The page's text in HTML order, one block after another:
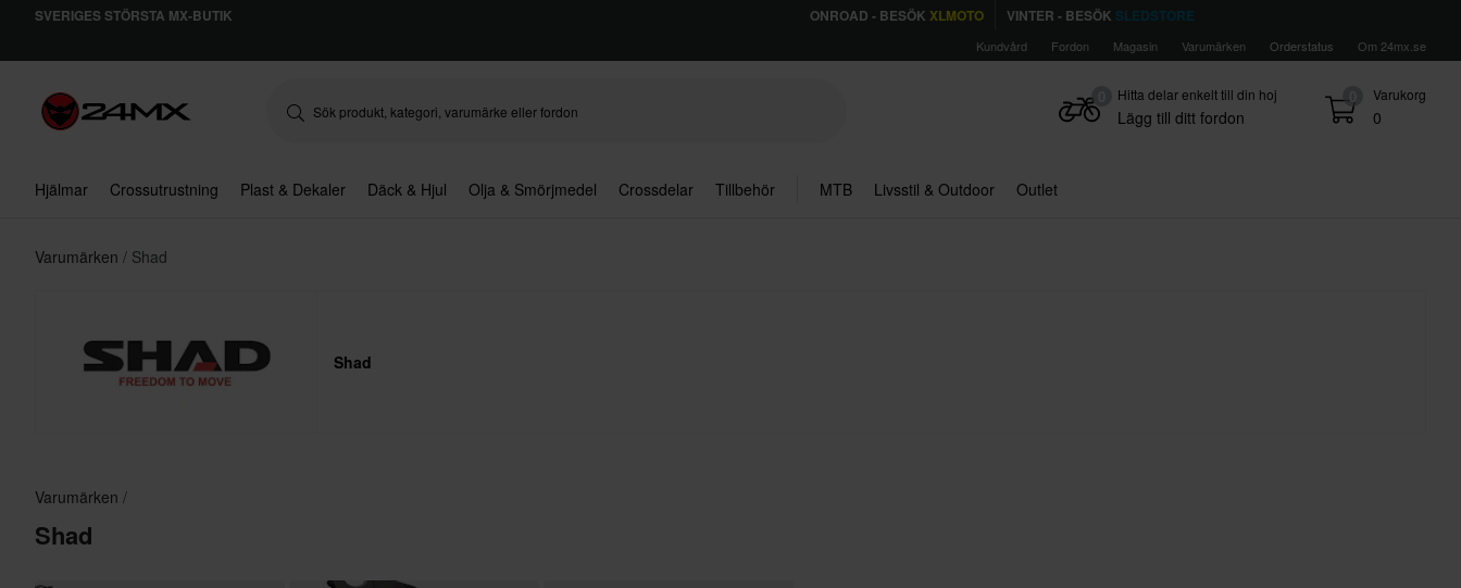
SVERIGES STÖRSTA MX-BUTIK ONROAD - BESÖK XLMOTO VINTER - BESÖK SLEDSTORE
Kundvård Fordon Magasin Varumärken Orderstatus Om 24mx.se
0 Varukorg
0
Hitta delar enkelt till din hoj
Lägg till ditt fordon
Hjälmar Crossutrustning Plast & Dekaler Däck & Hjul Olja & Smörjmedel Crossdelar Tillbehör MTB Livsstil & Outdoor Outlet
Varumärken Shad
Shad
Varumärken
Shad